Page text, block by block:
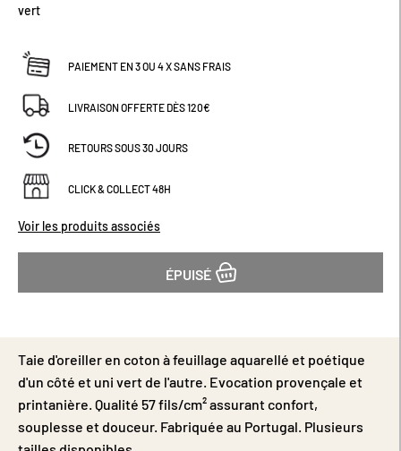
vert
PAIEMENT EN 3 OU 4 X SANS FRAIS
LIVRAISON OFFERTE DÈS 120€
RETOURS SOUS 30 JOURS
CLICK & COLLECT 48H
Voir les produits associés
ÉPUISÉ
Taie d'oreiller en coton à feuillage aquarellé et poétique
d'un côté et uni vert de l'autre. Evocation provençale et
printanière. Qualité 57 fils/cm² assurant confort,
souplesse et douceur. Fabriquée au Portugal. Plusieurs